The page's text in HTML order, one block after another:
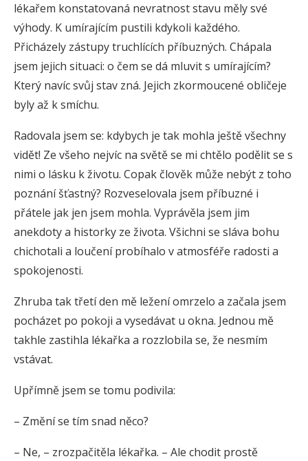
lékařem konstatovaná nevratnost stavu měly své
výhody. K umírajícím pustili kdykoli každého.
Přicházely zástupy truchlících příbuzných. Chápala
jsem jejich situaci: o čem se dá mluvit s umírajícím?
Který navíc svůj stav zná. Jejich zkormoucené obličeje
byly až k smíchu.
Radovala jsem se: kdybych je tak mohla ještě všechny
vidět! Ze všeho nejvíc na světě se mi chtělo podělit se s
nimi o lásku k životu. Copak člověk může nebýt z toho
poznání šťastný? Rozveselovala jsem příbuzné i
přátele jak jen jsem mohla. Vyprávěla jsem jim
anekdoty a historky ze života. Všichni se sláva bohu
chichotali a loučení probíhalo v atmosféře radosti a
spokojenosti.
Zhruba tak třetí den mě ležení omrzelo a začala jsem
pocházet po pokoji a vysedávat u okna. Jednou mě
takhle zastihla lékařka a rozzlobila se, že nesmím
vstávat.
Upřímně jsem se tomu podivila:
– Změní se tím snad něco?
– Ne, – zrozpačitěla lékařka. – Ale chodit prostě